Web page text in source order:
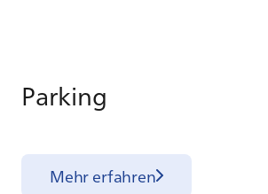
Par­king
Mehr erfahren